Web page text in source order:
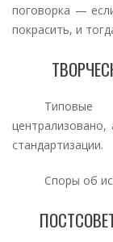
поговорка —
покрасить, и
стандартизации.
Споры об